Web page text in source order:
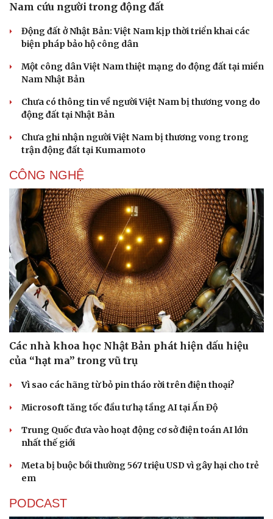
Sức khỏe
Cây thuốc
Đời sống
Nam cứu người trong động đất
Động đất ở Nhật Bản: Việt Nam kịp thời triển khai các
biện pháp bảo hộ công dân
Một công dân Việt Nam thiệt mạng do động đất tại miền
Nam Nhật Bản
Chưa có thông tin về người Việt Nam bị thương vong do
động đất tại Nhật Bản
Chưa ghi nhận người Việt Nam bị thương vong trong
trận động đất tại Kumamoto
CÔNG NGHỆ
Các nhà khoa học Nhật Bản phát hiện dấu hiệu
của “hạt ma” trong vũ trụ
Vì sao các hãng từ bỏ pin tháo rời trên điện thoại?
Microsoft tăng tốc đầu tư hạ tầng AI tại Ấn Độ
Trung Quốc đưa vào hoạt động cơ sở điện toán AI lớn
nhất thế giới
Meta bị buộc bồi thường 567 triệu USD vì gây hại cho trẻ
em
PODCAST